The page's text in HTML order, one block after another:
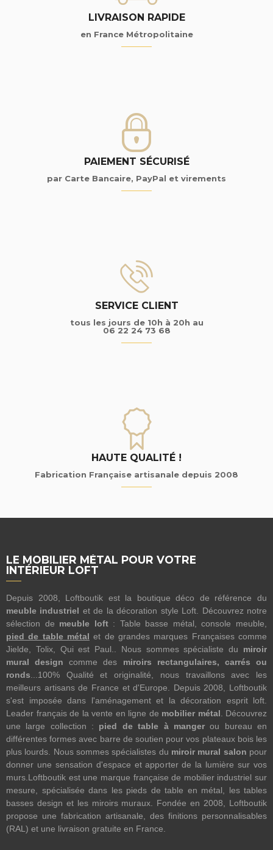
LIVRAISON RAPIDE
en France Métropolitaine
PAIEMENT SÉCURISÉ
par Carte Bancaire, PayPal et virements
SERVICE CLIENT
tous les jours de 10h à 20h au
06 22 24 73 68
HAUTE QUALITÉ !
Fabrication Française artisanale depuis 2008
LE MOBILIER MÉTAL POUR VOTRE
INTÉRIEUR LOFT
Depuis 2008, Loftboutik est la boutique déco de référence du
meuble industriel et de la décoration style Loft. Découvrez notre
sélection de meuble loft: Table basse métal, console meuble,
pied de table métal et de grandes marques Françaises comme
Jielde, Tolix, Qui est Paul.. Nous sommes spécialiste du miroir
mural design comme des miroirs rectangulaires, carrés ou
ronds ...100% Qualité et originalité, nous travaillons avec les
meilleurs artisans de France et d'Europe. Depuis 2008, Loftboutik
s'est imposée dans l'aménagement et la décoration esprit loft.
Leader français de la vente en ligne de mobilier métal . Découvrez
une large collection : pied de table à mangerou bureau en
différentes formes avec barre de soutien pour vos plateaux bois les
plus lourds. Nous sommes spécialistes du miroir mural salon pour
donner une sensation d'espace et apporter de la lumière sur vos
murs.Loftboutik est une marque française de mobilier industriel sur
mesure, spécialisée dans les pieds de table en métal, les tables
basses design et les miroirs muraux. Fondée en 2008, Loftboutik
propose une fabrication artisanale, des finitions personnalisables
(RAL) et une livraison gratuite en France.